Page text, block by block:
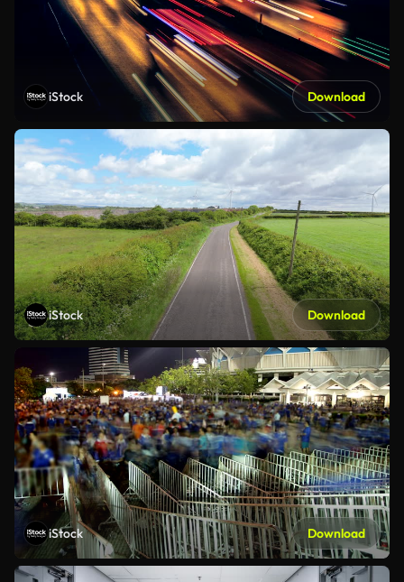
iStock Download
iStock Download
iStock Download